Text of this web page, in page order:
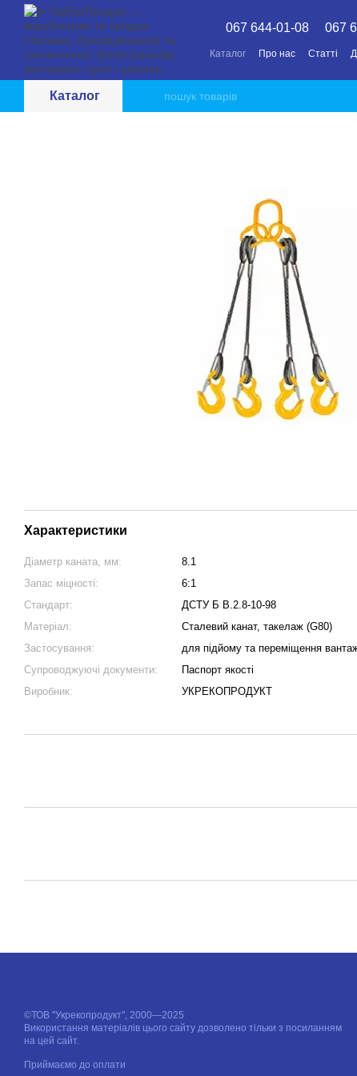
Перейти до основного контенту
067 644-01-08 067
Каталог Про нас Статті
Каталог
Характеристики
Діаметр каната, мм:
8.1
Запас міцності:
6:1
Стандарт:
ДСТУ Б В.2.8-10-98
Матеріал:
Сталевий канат, такелаж (G80)
Застосування:
для підйому та переміщення
Супроводжуючі документи:
Паспорт якості
Виробник:
УКРЕКОПРОДУКТ
©ТОВ "Укрекопродукт", 2000—2025
Використання матеріалів цього сайту дозволено тільки з посиланням
на цей сайт.
Приймаємо до оплати